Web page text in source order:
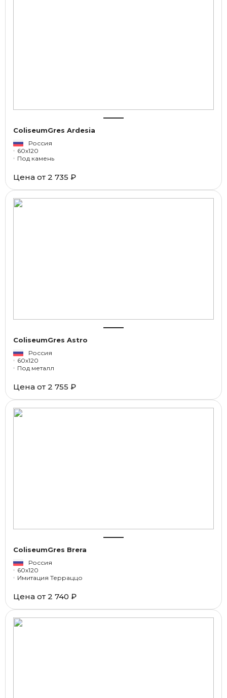
ColiseumGres Ardesia
Россия
60x120
Под камень
Цена от 2 735 ₽
ColiseumGres Astro
Россия
60x120
Под металл
Цена от 2 755 ₽
ColiseumGres Brera
Россия
60x120
Имитация Терраццо
Цена от 2 740 ₽